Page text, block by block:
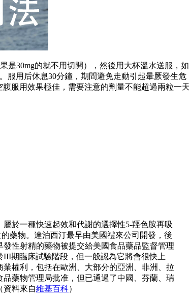
果是30mg的就不用切開），然後用大杯溫水送服，
服用后休息30分鐘，期間避免走動引起暈厥發生危
服用效果極佳，需要注意的劑量不能超過兩粒一
屬於一種快速起效和代謝的選擇性5-羥色胺再吸
藥物。達泊西汀最早由美國禮來公司開發，後
性射精的藥物被提交給美國食品藥品監督管理
期臨床試驗階段，但一般認為它將會很快上
權利，包括在歐洲、大部分的亞洲、非洲、拉
藥物管理局批准，但已通過了中國、芬蘭、瑞
資料來自維基百科）